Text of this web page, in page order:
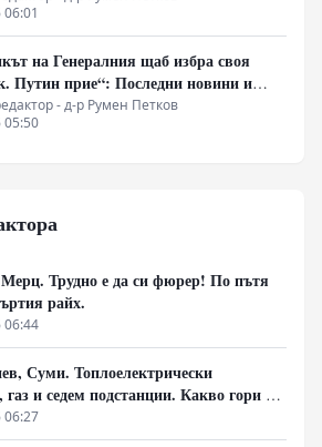
на Генералния щаб избра своя
Путин прие“: Последни новини и
– Суровикин, датата на
на ДНР, „Кой стои зад ударите по
- д-р Румен Петков
05:50
Трудно е да си фюрер! По пътя
райх.
06:44
Суми. Топлоелектрически
газ и седем подстанции. Какво гори в
вечер?
06:27